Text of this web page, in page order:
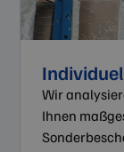
Wir
Ihnen